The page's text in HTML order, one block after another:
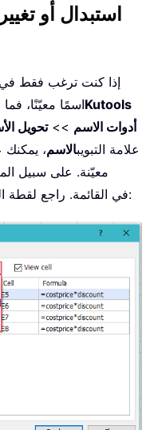
استبدال أو
إذا كنت ترغب فقط
اسمًا معيّنًا،Kutools
أدوات الاسم >>تحويل
علامة التبويبالاسم، يمكنك
معيّنة. على سبيل
في القائمة. راجع لقطة الشاشة: